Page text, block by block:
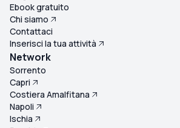
Ebook gratuito
Chi siamo
Contattaci
Inserisci la tua attività
Network
Sorrento
Capri
Costiera Amalfitana
Napoli
Ischia